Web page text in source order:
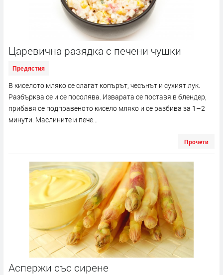
Царевична разядка с печени чушки
Предястия
В киселото мляко се слагат копърът, чесънът и сухият лук.
Разбърква се и се посолява. Изварата се поставя в блендер,
прибавя се подправеното кисело мляко и се разбива за 1–2
минути. Маслините и пече...
Прочети
Аспержи със сирене